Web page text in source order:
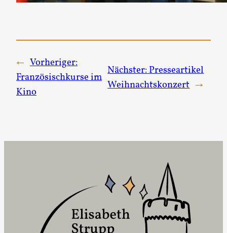
← Vorheriger:
Französischkurse im
Kino
Nächster:Presseartikel
Weihnachtskonzert →